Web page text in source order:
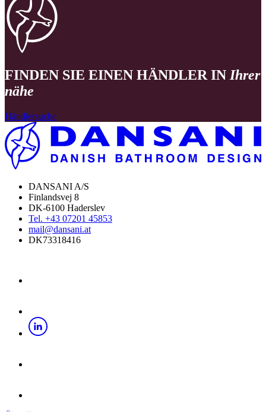
FINDEN SIE EINEN HÄNDLER IN Ihrer
nähe
Händlersuche
DANSANI A/S
Finlandsvej 8
DK-6100 Haderslev
Tel. +43 07201 45853
mail@dansani.at
DK73318416